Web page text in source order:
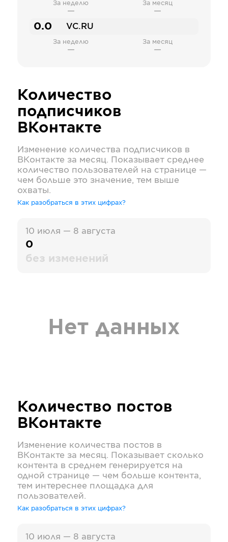
За неделю
—
За месяц
—
0.0 VC.RU
За неделю
—
За месяц
—
Количество
подписчиков
ВКонтакте
Изменение количества подписчиков в
ВКонтакте за месяц. Показывает среднее
количество пользователей на странице —
чем больше это значение, тем выше
охваты.
Как разобраться в этих цифрах?
10 июля — 8 августа
0
без изменений
Нет данных
Количество постов
ВКонтакте
Изменение количества постов в
ВКонтакте за месяц. Показывает сколько
контента в среднем генерируется на
одной странице — чем больше контента,
тем интереснее площадка для
пользователей.
Как разобраться в этих цифрах?
10 июля — 8 августа